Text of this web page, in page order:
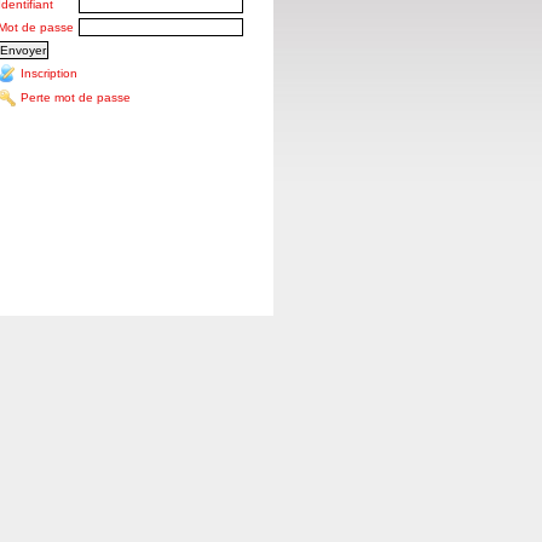
Identifiant
de passe
Inscription
Perte mot de passe